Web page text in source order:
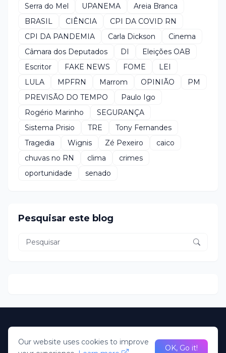
Serra do Mel
UPANEMA
Areia Branca
BRASIL
CIÊNCIA
CPI DA COVID RN
CPI DA PANDEMIA
Carla Dickson
Cinema
Câmara dos Deputados
DI
Eleições OAB
Escritor
FAKE NEWS FOME
LEI
LULA
MPFRN Marrom OPINIÃO
PM
PREVISÃO DO TEMPO
Paulo Igo
Rogério Marinho
SEGURANÇA
Sistema Prisio
TRE
Tony Fernandes
Tragedia
Wignis Zé Pexeiro
caico
chuvas no RN
clima
crimes
oportunidade
senado
Pesquisar este blog
desenvolvido Pela R2N. Todos direitos Reservados; Portal
About UsHome
Our website uses cookies to improve
OK, Go it!